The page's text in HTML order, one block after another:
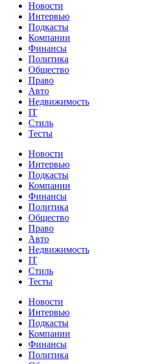
Новости
Интервью
Подкасты
Компании
Финансы
Политика
Общество
Право
Авто
Недвижимость
IT
Стиль
Тесты
Новости
Интервью
Подкасты
Компании
Финансы
Политика
Общество
Право
Авто
Недвижимость
IT
Стиль
Тесты
Новости
Интервью
Подкасты
Компании
Финансы
Политика